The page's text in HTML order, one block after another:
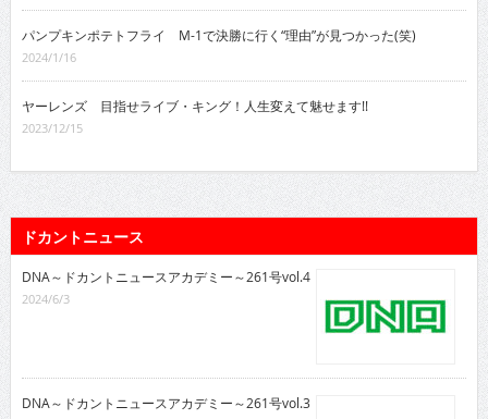
パンプキンポテトフライ M-1で決勝に行く“理由”が見つかった(笑)
2024/1/16
ヤーレンズ 目指せライブ・キング！人生変えて魅せます!!
2023/12/15
ドカントニュース
DNA～ドカントニュースアカデミー～261号vol.4
2024/6/3
DNA～ドカントニュースアカデミー～261号vol.3